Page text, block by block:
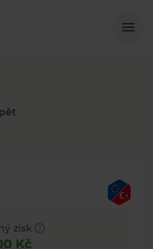
menu
zisk
Kč